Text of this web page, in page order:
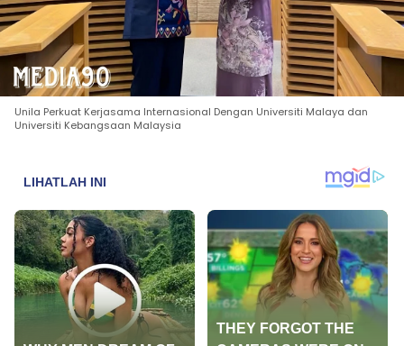
Unila Perkuat Kerjasama Internasional Dengan Universiti Malaya dan
Universiti Kebangsaan Malaysia